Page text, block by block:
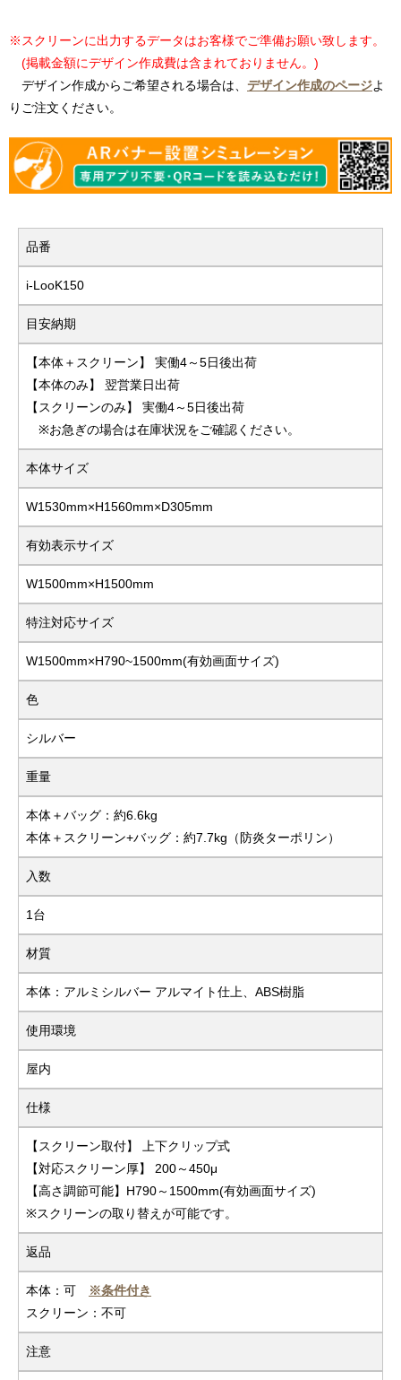
※スクリーンに出力するデータはお客様でご準備お願い致します。
(掲載金額にデザイン作成費は含まれておりません。)
デザイン作成からご希望される場合は、 デザイン作成のページよ
りご注文ください。
品番
i-LooK150
目安納期
【本体＋スクリーン】 実働4～5日後出荷
【本体のみ】 翌営業日出荷
【スクリーンのみ】 実働4～5日後出荷
※お急ぎの場合は在庫状況をご確認ください。
本体サイズ
W1530mm×H1560mm×D305mm
有効表示サイズ
W1500mm×H1500mm
特注対応サイズ
W1500mm×H790~1500mm(有効画面サイズ)
色
シルバー
重量
本体＋バッグ：約6.6kg
本体＋スクリーン+バッグ：約7.7kg（防炎ターポリン）
入数
1台
材質
本体：アルミシルバー アルマイト仕上、ABS樹脂
使用環境
屋内
仕様
【スクリーン取付】 上下クリップ式
【対応スクリーン厚】 200～450μ
【高さ調節可能】H790～1500mm(有効画面サイズ)
※スクリーンの取り替えが可能です。
返品
本体：可
※条件付き
スクリーン：不可
注意